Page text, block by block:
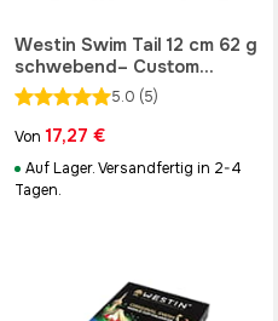
Westin Swim Tail 12 cm 62 g
schwebend– Custom
Edition
5.0 (5)
Von 17,27 €
Auf Lager. Versandfertig in 2-4
Tagen.